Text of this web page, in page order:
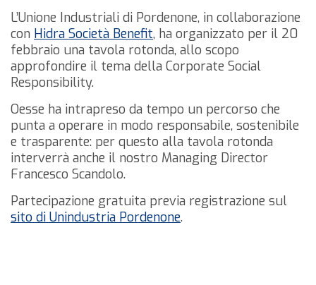
L’Unione Industriali di Pordenone, in collaborazione
con Hidra Società Benefit, ha organizzato per il 20
febbraio una tavola rotonda, allo scopo
approfondire il tema della Corporate Social
Responsibility.
Oesse ha intrapreso da tempo un percorso che
punta a operare in modo responsabile, sostenibile
e trasparente: per questo alla tavola rotonda
interverrà anche il nostro Managing Director
Francesco Scandolo.
Partecipazione gratuita previa registrazione sul
sito di Unindustria Pordenone.